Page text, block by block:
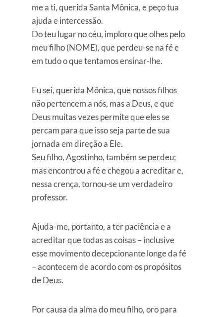
me a ti, querida Santa Mônica, e peço tua
ajuda e intercessão.
Do teu lugar no céu, imploro que olhes pelo
meu filho (NOME), que perdeu-se na fé e
em tudo o que tentamos ensinar-lhe.
Eu sei, querida Mônica, que nossos filhos
não pertencem a nós, mas a Deus, e que
Deus muitas vezes permite que eles se
percam para que isso seja parte de sua
jornada em direção a Ele.
Seu filho, Agostinho, também se perdeu;
mas encontrou a fé e chegou a acreditar e,
nessa crença, tornou-se um verdadeiro
professor.
Ajuda-me, portanto, a ter paciência e a
acreditar que todas as coisas – inclusive
esse movimento decepcionante longe da fé
– acontecem de acordo com os propósitos
de Deus.
Por causa da alma do meu filho, oro para